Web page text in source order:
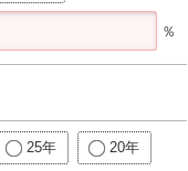
％
25年 20年